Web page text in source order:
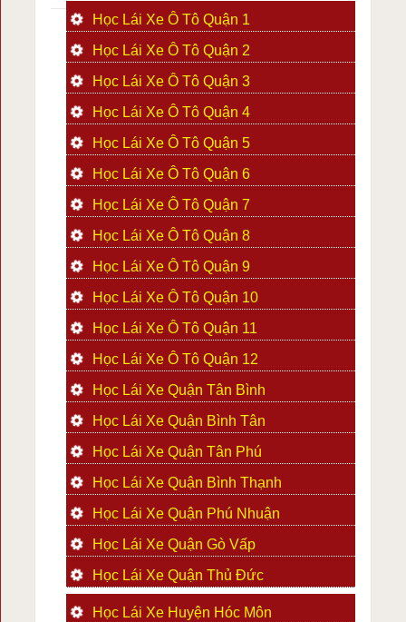
Học Lái Xe Ô Tô Quận 1
Học Lái Xe Ô Tô Quận 2
Học Lái Xe Ô Tô Quận 3
Học Lái Xe Ô Tô Quận 4
Học Lái Xe Ô Tô Quận 5
Học Lái Xe Ô Tô Quận 6
Học Lái Xe Ô Tô Quận 7
Học Lái Xe Ô Tô Quận 8
Học Lái Xe Ô Tô Quận 9
Học Lái Xe Ô Tô Quận 10
Học Lái Xe Ô Tô Quận 11
Học Lái Xe Ô Tô Quận 12
Học Lái Xe Quận Tân Bình
Học Lái Xe Quận Bình Tân
Học Lái Xe Quận Tân Phú
Học Lái Xe Quận Bình Thạnh
Học Lái Xe Quận Phú Nhuận
Học Lái Xe Quận Gò Vấp
Học Lái Xe Quận Thủ Đức
Học Lái Xe Huyện Hóc Môn